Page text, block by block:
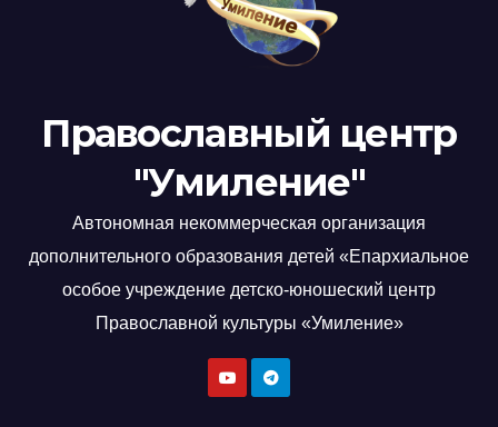
Православный центр
"Умиление"
Автономная некоммерческая организация
дополнительного образования детей «Епархиальное
особое учреждение детско-юношеский центр
Православной культуры «Умиление»